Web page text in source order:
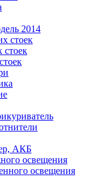
2014
стоек
стоек
АКБ
освещения
освещения